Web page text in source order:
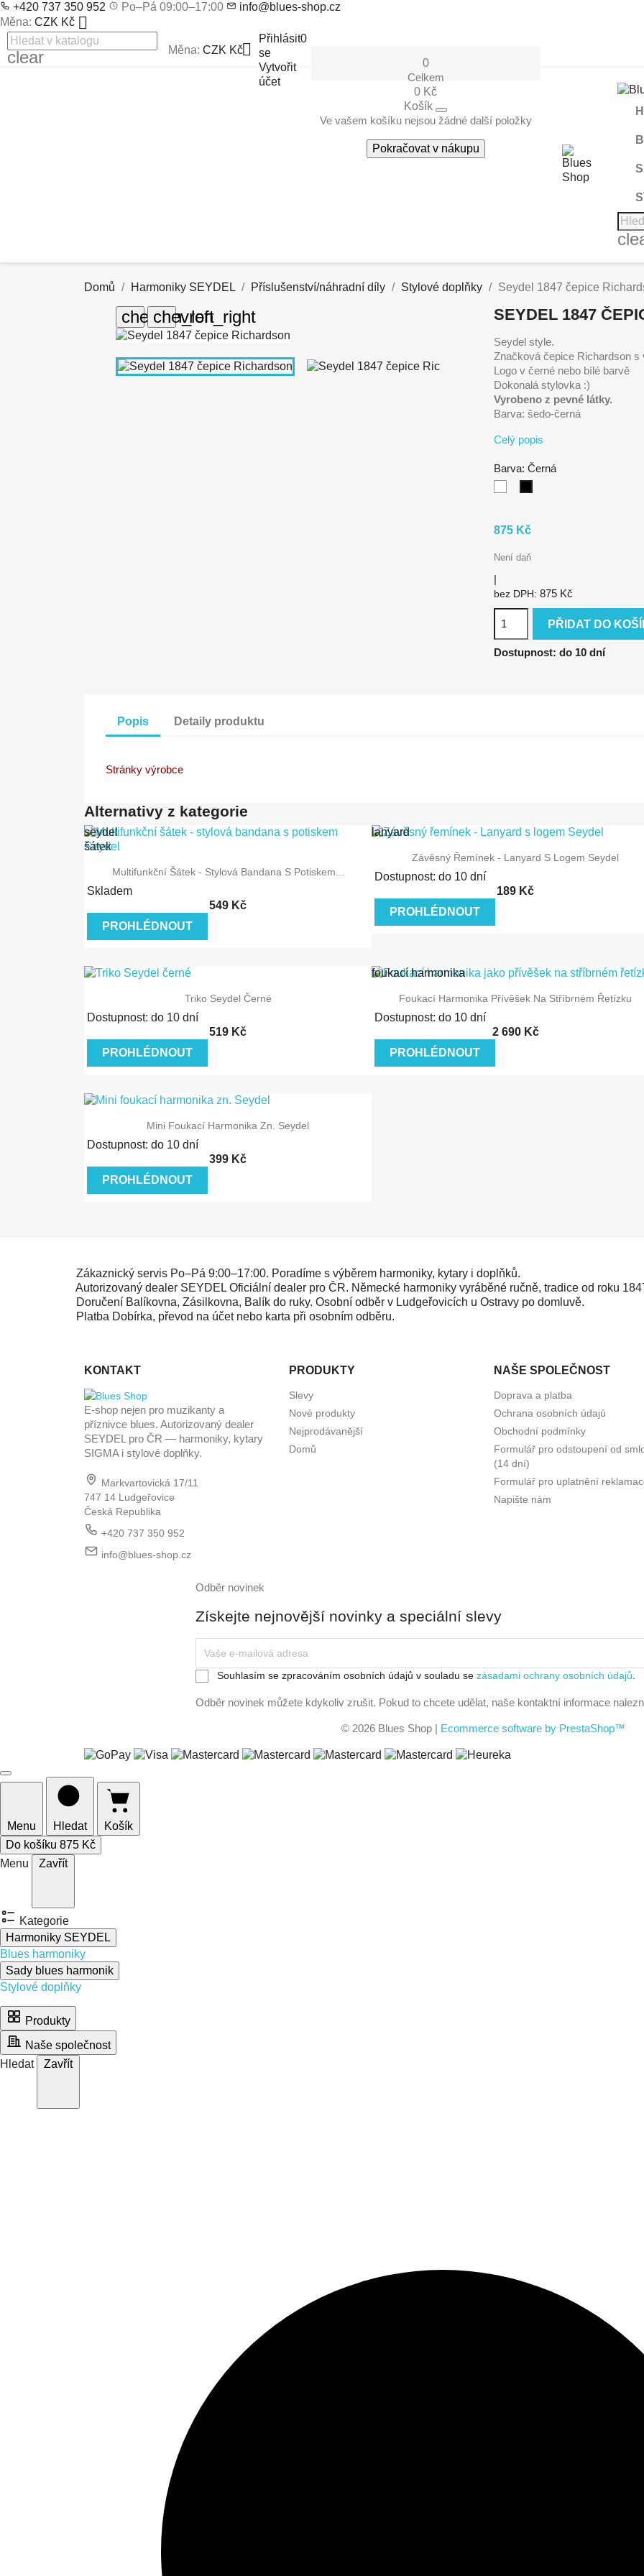
+420 737 350 952 Po–Pá 09:00–17:00
info@blues-shop.cz
Měna: CZK Kč 
clear
Měna: CZK Kč
Přihlásit
se
Vytvořit
účet
0
0
Celkem
0 Kč
Košík
Ve vašem košíku nejsou žádné další položky
Pokračovat v nákupu
Domů Harmoniky SEYDEL Příslušenství/náhradní díly Stylové doplňky Seydel 1847 čepice
chevron_left
chevron_right SEYDEL 1847
Seydel style.
Značková čepice Richardson
Logo v černé nebo bílé barvě
Dokonalá stylovka :)
Vyrobeno z pevné látky.
Barva: šedo-černá
Celý popis
Barva: Černá
875 Kč
Není daň
|
bez DPH: 875 Kč
PŘIDAT DO
Dostupnost: do 10 dní
Popis Detaily produktu
Stránky výrobce
Alternativy z kategorie
seydel
šátek
stylový multifunkční šátek
šátek seydel
Rychlý náhled
Multifunkční Šátek - Stylová Bandana S Potiskem...
Skladem
549 Kč
PROHLÉDNOUT
lanyard
závěsný řemínek
na big six
lanyard s odepínací sponou
Rychlý náhled
Závěsný Řemínek - Lanyard S Logem Seydel
Dostupnost: do 10 dní
189 Kč
PROHLÉDNOUT
Rychlý náhled
Triko Seydel Černé
Dostupnost: do 10 dní
519 Kč
PROHLÉDNOUT
foukací harmonika
přívěšek na krk
módní doplněk
Rychlý náhled
Foukací Harmonika Přívěšek Na Stříbrném Řetízku
Dostupnost: do 10 dní
2 690 Kč
PROHLÉDNOUT
Rychlý náhled
Mini Foukací Harmonika Zn. Seydel
Dostupnost: do 10 dní
399 Kč
PROHLÉDNOUT
Zákaznický servis Po–Pá 9:00–17:00. Poradíme s výběrem harmoniky, kytary i doplňků.
Autorizovaný dealer SEYDEL Oficiální dealer pro ČR. Německé harmoniky vyráběné ručně, tradice od roku
Doručení Balíkovna, Zásilkovna, Balík do ruky. Osobní odběr v Ludgeřovicích u Ostravy po domluvě.
Platba Dobírka, převod na účet nebo karta při osobním odběru.
KONTAKT
E-shop nejen pro muzikanty a
příznivce blues. Autorizovaný dealer
SEYDEL pro ČR — harmoniky, kytary
SIGMA i stylové doplňky.
Markvartovická 17/11
747 14 Ludgeřovice
Česká Republika
+420 737 350 952
info@blues-shop.cz
PRODUKTY
Slevy
Nové produkty
Nejprodávanější
Domů
NAŠE SPOLEČNOST
Doprava a platba
Ochrana osobních údajú
Obchodní podmínky
Formulář pro odstoupení od
(14 dní)
Formulář pro uplatnění
Napište nám
Odběr novinek
Získejte nejnovější novinky a speciální slevy
mailováSouhlasím se zpracováním osobních údajů v souladu se zásadami ochrany osobních údajů
Odběr novinek můžete kdykoliv zrušit. Pokud to chcete udělat, naše kontaktní informace
© 2026 Blues Shop Ecommerce software by PrestaShop™
Menu Hledat
Košík
Do košíku 875 Kč
Menu
Zavřít
Kategorie
Harmoniky SEYDEL
Blues harmoniky
Sady blues harmonik
Stylové doplňky
Produkty
Naše společnost
Hledat
Zavřít